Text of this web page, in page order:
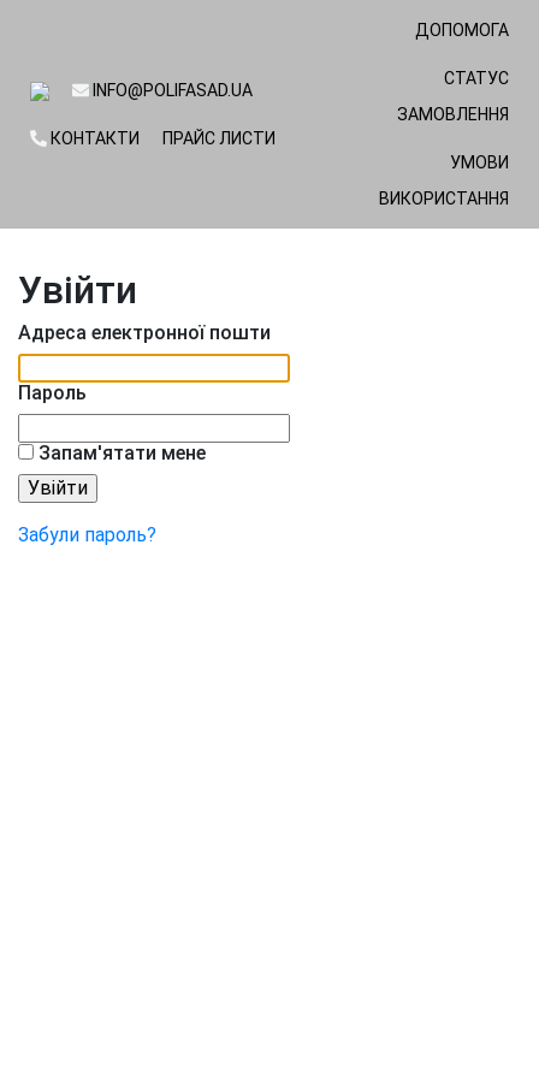
INFO@POLIFASAD.UA
КОНТАКТИ ПРАЙС ЛИСТИ
ДОПОМОГА
СТАТУС
ЗАМОВЛЕННЯ
УМОВИ
ВИКОРИСТАННЯ
Увійти
Адреса електронної пошти
Пароль
Запам'ятати мене
Забули пароль?